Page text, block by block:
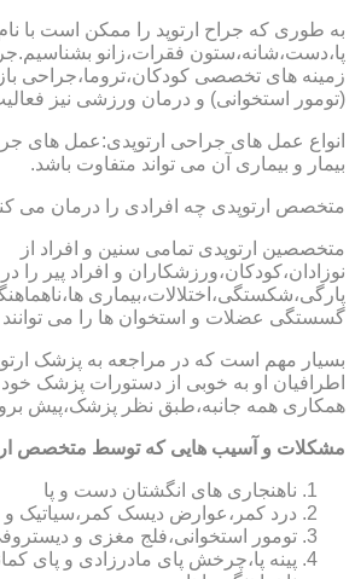
به طوری که جراح ارتوپد را ممکن است با
پا،دست،شانه،ستون فقرات،زانو
زمینه های تخصصی کودکان،تروما،جراحی
(تومور استخوانی) و درمان ورزشی نیز
انواع عمل های جراحی ارتوپدی:عمل های
بیمار و بیماری آن می تواند متفاوت باشد.
متخصص ارتوپدی چه افرادی را درمان می
متخصصین ارتوپدی تمامی سنین و افراد از
نوزادان،کودکان،ورزشکاران و افراد پیر را
پارگی،شکستگی،اختلالات،بیماری
گسستگی عضلات و استخوان ها را می توانند
بسیار مهم است که در مراجعه به پزشک
اطرافیان او به خوبی از دستورات پزشک خود
همکاری همه جانبه،طبق نظر پزشک،پیش
مشکلات و آسیب هایی که توسط متخصص
ناهنجاری های انگشتان دست و پا
درد کمر،عوارض دیسک کمر،سیاتیک و
تومور استخوانی،فلج مغزی و
پینه پا،چرخش پای مادرزادی و پای